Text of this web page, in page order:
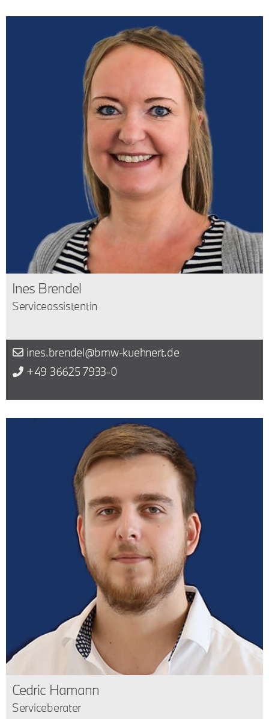
Ines Brendel
Serviceassistentin
ines.brendel@bmw-kuehnert.de
+49 36625 7933-0
Cedric Hamann
Serviceberater